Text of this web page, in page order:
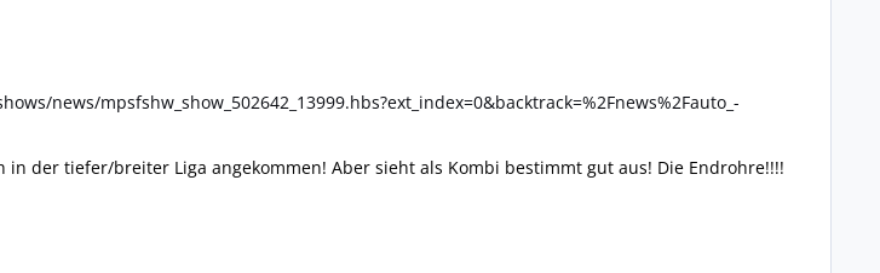
news/mpsfshw_show_502642_13999.hbs?ext_index=0&backtrack=%2Fnews%2Fauto_-
in der tiefer/breiter Liga angekommen! Aber sieht als Kombi bestimmt gut aus! Die Endrohre!!!!